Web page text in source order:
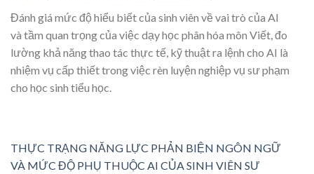
Đánh giá mức độ hiểu biết của sinh viên về vai trò của AI
và tầm quan trọng của việc dạy học phân hóa môn Viết, đo
lường khả năng thao tác thực tế, kỹ thuật ra lệnh cho AI là
nhiệm vụ cấp thiết trong việc rèn luyện nghiệp vụ sư phạm
cho học sinh tiểu học.
THỰC TRẠNG NĂNG LỰC PHẢN BIỆN NGÔN NGỮ
VÀ MỨC ĐỘ PHỤ THUỘC AI CỦA SINH VIÊN SƯ